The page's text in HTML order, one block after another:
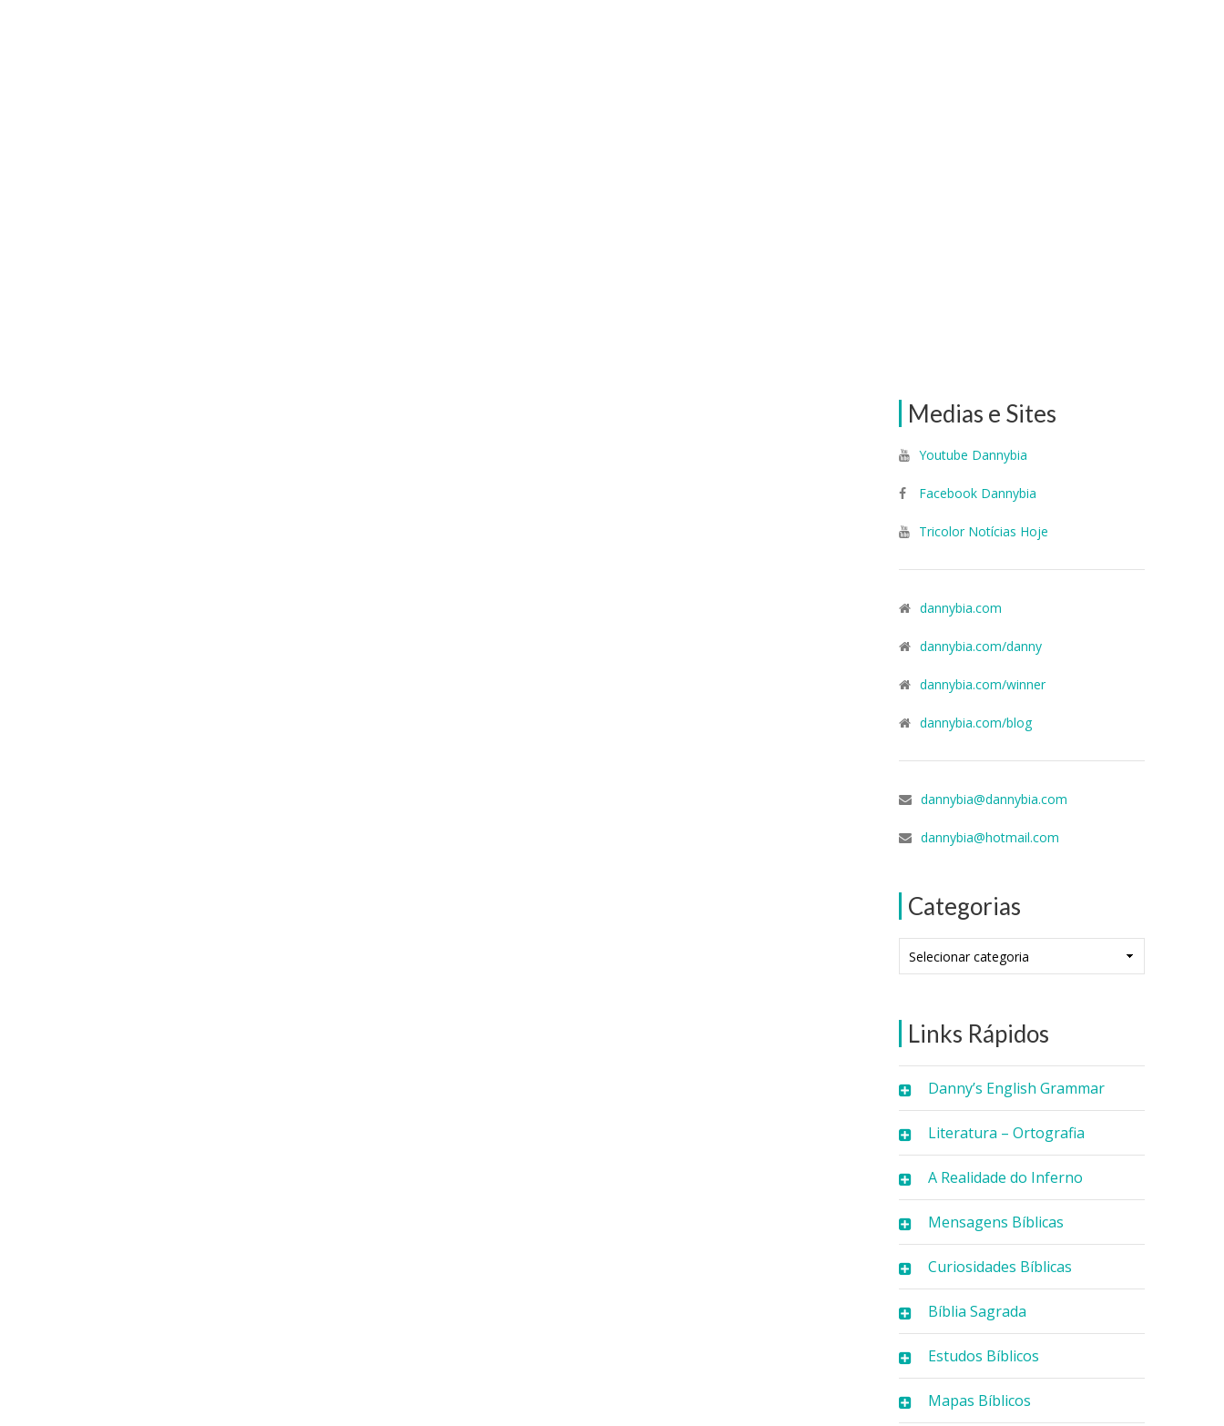
Medias e Sites
Youtube Dannybia
Facebook Dannybia
Tricolor Notícias Hoje
dannybia.com
dannybia.com/danny
dannybia.com/winner
dannybia.com/blog
dannybia@dannybia.com
dannybia@hotmail.com
Categorias
Links Rápidos
Danny’s English Grammar
Literatura – Ortografia
A Realidade do Inferno
Mensagens Bíblicas
Curiosidades Bíblicas
Bíblia Sagrada
Estudos Bíblicos
Mapas Bíblicos